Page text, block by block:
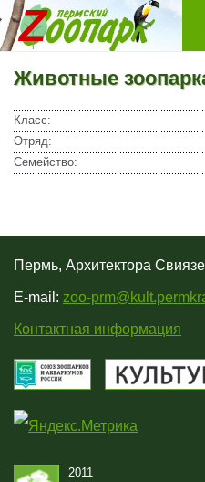
Животные
Класс:
Отряд:
Семейство:
Пермь, Архитектора
E-mail: zoo-
Контактная информация
2011